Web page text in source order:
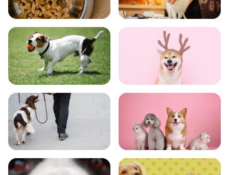
食事 お手入れ
トレーニング グッズ
おでかけ 図鑑